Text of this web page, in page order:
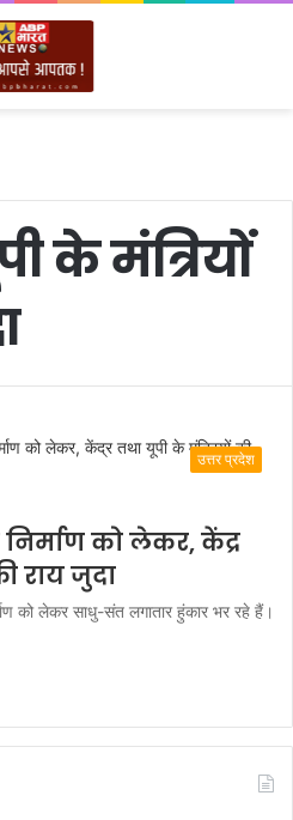
के मंत्रियों
उत्तर प्रदेश
को लेकर, केंद्र
राय जुदा
को लेकर साधु-संत लगातार हुंकार भर रहे हैं।